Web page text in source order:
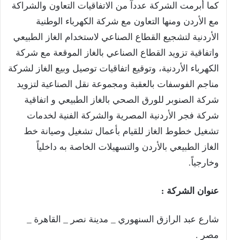
كما أبرمت الشركة عددآ من الاتفاقيات التعاون والشراكة
مع الأردن ومنها التعاون مع شركة الكهرباء الوطنية
الأردنية لتشجيع القطاع الصناعي لاستخدام الغاز الطبيعي
واتفاقية تزويد القطاع الصناعي بالغاز الموقعة مع شركة
الكهرباء الأردنية، وتوقيع اتفاقيات توصيل وبيع الغاز لشركة
مناجم الفوسفات بالعقبة ومجموعة نقل الصناعية لتزويد
شركة الصنوبر للورق الصحي بالغاز الطبيعي و اتفاقية
شركة فجر الأردنية المصرية والشركة الفنية لخدمات
تشغيل خطوط الغاز للقيام بأعمال تشغيل وصيانة خط
الغاز الطبيعي بالأردن والتسهيلات الخاصة به داخلياً
وخارجياً.
عنوان الشركة :
شارع عبد الرازق السنهوري _ مدينة نصر _ القاهرة _
مصر .